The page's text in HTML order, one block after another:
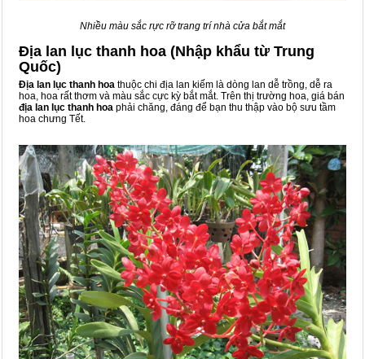
Nhiều màu sắc rực rỡ trang trí nhà cửa bắt mắt
Địa lan lục thanh hoa (Nhập khẩu từ Trung
Quốc)
Địa lan lục thanh hoa thuộc chi địa lan kiếm là dòng lan dễ trồng, dễ ra
hoa, hoa rất thơm và màu sắc cực kỳ bắt mắt. Trên thị trường hoa, giá bán
địa lan lục thanh hoa phải chăng, đáng để bạn thu thập vào bộ sưu tầm
hoa chưng Tết.